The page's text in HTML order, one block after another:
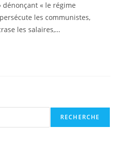
« le régime
les communistes,
les salaires,…
RECHERCHE